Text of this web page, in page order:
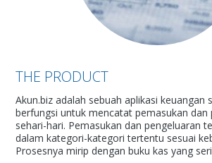
THE PRODUCT
Akun.biz adalah sebuah aplikasi keuangan
berfungsi untuk mencatat pemasukan dan
sehari-hari. Pemasukan dan pengeluaran
dalam kategori-kategori tertentu sesuai
Prosesnya mirip dengan buku kas yang